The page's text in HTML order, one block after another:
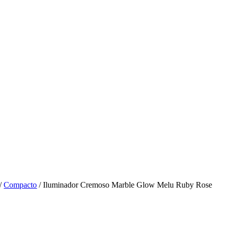
Compacto / Iluminador Cremoso Marble Glow Melu Ruby Rose